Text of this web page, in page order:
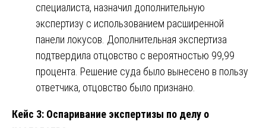
специалиста, назначил дополнительную
экспертизу с использованием расширенной
панели локусов. Дополнительная экспертиза
подтвердила отцовство с вероятностью 99,99
процента. Решение суда было вынесено в пользу
ответчика, отцовство было признано.
Кейс 3: Оспаривание экспертизы по делу о